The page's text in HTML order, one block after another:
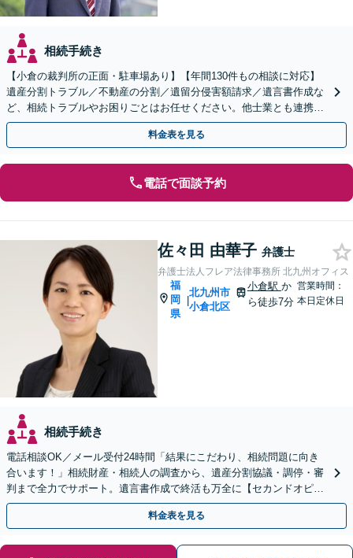
相続手続き
【小倉の裁判所の正面・駐車場あり】【年間130件もの相談に対応】
遺産分割トラブル／不動産の分割／遺留分侵害額請求／遺言書作成な
ど、相続トラブルやお困りごとはお任せください。他士業とも連携
し、依頼者さまに有利な解決を目指します【土日祝対応可】
料金表を見る
電話で面談予約
佐々田 由華子 弁護士
弁護士法人フレア法律事務所 北九州オフィス
福
岡
県
|
北九州市
小倉北区
小倉駅 か
ら徒歩7分
営業時間：
本日定休日
相続手続き
電話相談OK／メール受付24時間「結果にこだわり、相続問題に向き
合います！」相続財産・相続人の調査から、遺産分割協議・調停・審
判まで全力でサポート。遺言書作成で終活も万全に【セカンドオピニ
オン可】【西小倉駅7分】【小倉北警察署前バス停3分】
料金表を見る